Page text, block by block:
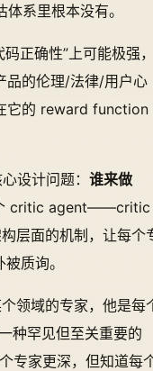
系里根本没有。
正确性”上可能极强
品的伦理/法律/用户心
它的 reward function
设计问题： 谁来做
critic agent——critic
层面的机制，让每个
质询。
领域的专家，他是每
种罕见但至关重要的
专家更深，但知道每